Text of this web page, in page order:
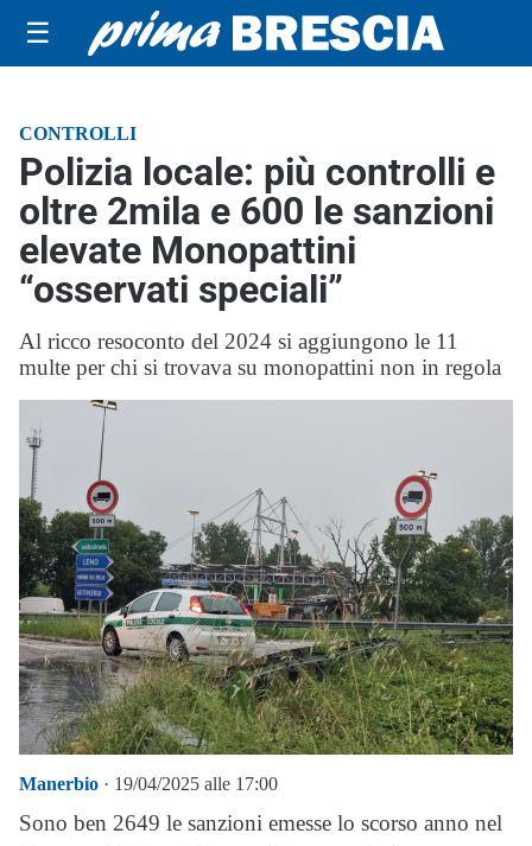
☰
CONTROLLI
Polizia locale: più controlli e
oltre 2mila e 600 le sanzioni
elevate Monopattini
“osservati speciali”
Al ricco resoconto del 2024 si aggiungono le 11
multe per chi si trovava su monopattini non in regola
Manerbio · 19/04/2025 alle 17:00
Sono ben 2649 le sanzioni emesse lo scorso anno nel